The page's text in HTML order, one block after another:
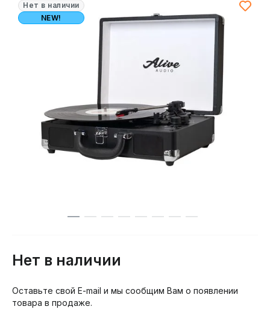
Нет в наличии
NEW!
Нет в наличии
Оставьте свой E-mail и мы сообщим Вам о появлении
товара в продаже.